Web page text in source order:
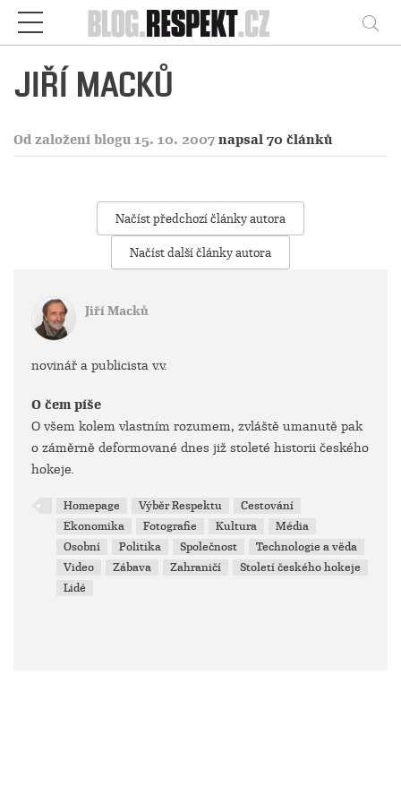
Respekt
JIŘÍ MACKŮ
Od založení blogu 15. 10. 2007 napsal 70 článků
Načíst předchozí články autora
Načíst další články autora
Jiří Macků
novinář a publicista v.v.
O čem píše
O všem kolem vlastním rozumem, zvláště umanutě pak
o záměrně deformované dnes již stoleté historii českého
hokeje.
Homepage Výběr Respektu
Cestování
Ekonomika
Fotografie Kultura
Média
Osobní
Politika Společnost
Technologie a věda
Video
Zábava Zahraničí
Století českého hokeje
Lidé